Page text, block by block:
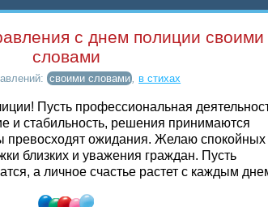
с днем полиции своими
словами
своими словами, в стихах
Пусть профессиональная
и стабильность, решения принимаются
превосходят ожидания. Желаю спокойных
близких и уважения граждан. Пусть
а личное счастье растет с каждым